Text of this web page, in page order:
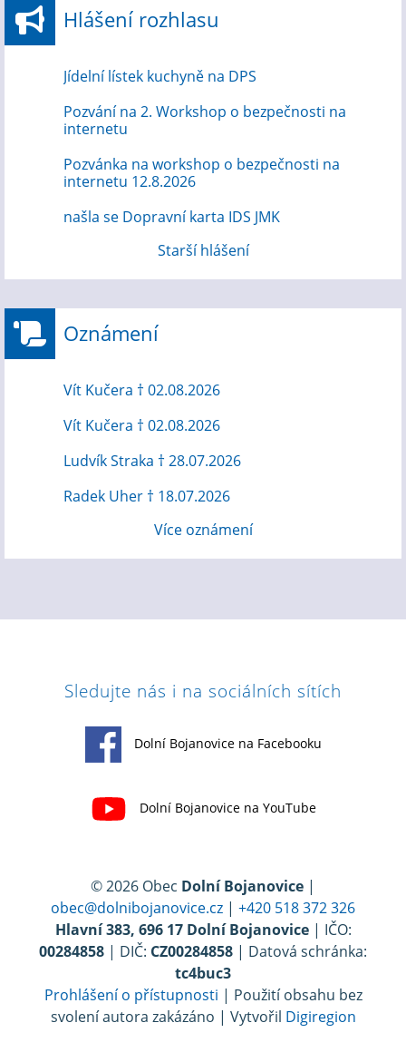
Hlášení rozhlasu
Jídelní lístek kuchyně na DPS
Pozvání na 2. Workshop o bezpečnosti na
internetu
Pozvánka na workshop o bezpečnosti na
internetu 12.8.2026
našla se Dopravní karta IDS JMK
Starší hlášení
Oznámení
Vít Kučera † 02.08.2026
Vít Kučera † 02.08.2026
Ludvík Straka † 28.07.2026
Radek Uher † 18.07.2026
Více oznámení
Sledujte nás i na sociálních sítích
Dolní Bojanovice na Facebooku
Dolní Bojanovice na YouTube
© 2026 Obec Dolní Bojanovice |
obec@dolnibojanovice.cz | +420 518 372 326
Hlavní 383, 696 17 Dolní Bojanovice| IČO:
00284858 | DIČ: CZ00284858 | Datová schránka:
tc4buc3
Prohlášení o přístupnosti | Použití obsahu bez
svolení autora zakázáno | Vytvořil Digiregion